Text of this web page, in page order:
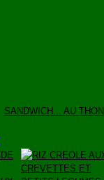
SANDWICH... AU THON